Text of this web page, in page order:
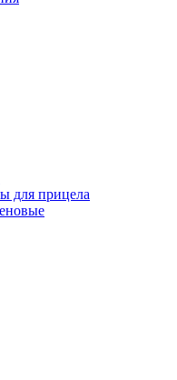
для прицела